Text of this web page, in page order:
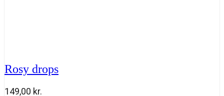
Rosy drops
149,00 kr.